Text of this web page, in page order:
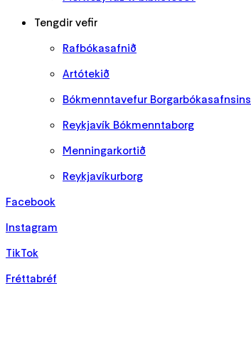
Tengdir vefir
Rafbókasafnið
Artótekið
Bókmenntavefur Borgarbókasafnsins
Reykjavík Bókmenntaborg
Menningarkortið
Reykjavíkurborg
Facebook
Instagram
TikTok
Fréttabréf